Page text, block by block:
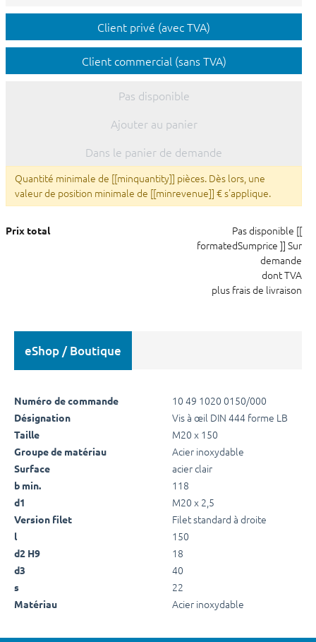
Client privé (avec TVA)
Client commercial (sans TVA)
Pas disponible
Ajouter au panier
Dans le panier de demande
Quantité minimale de [[minquantity]] pièces. Dès lors, une
valeur de position minimale de [[minrevenue]] € s'applique.
Prix total Pas disponible [[
formatedSumprice ]] Sur
demande
dont TVA
plus frais de livraison
eShop / Boutique
Numéro de commande 10 49 1020 0150/000
Désignation Vis à œil DIN 444 forme LB
Taille M20 x 150
Groupe de matériau Acier inoxydable
Surface acier clair
b min. 118
d1 M20 x 2,5
Version filet Filet standard à droite
l 150
d2 H9 18
d3 40
s 22
Matériau Acier inoxydable